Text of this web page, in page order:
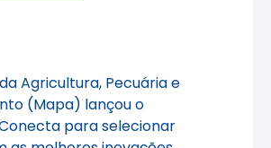
Agricultura, Pecuária e
(Mapa) lançou o
para selecionar